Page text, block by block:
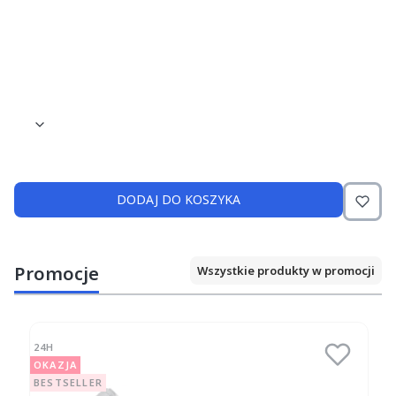
DODAJ DO KOSZYKA
Promocje Wszystkie produkty w promocji
24H
OKAZJA
BESTSELLER